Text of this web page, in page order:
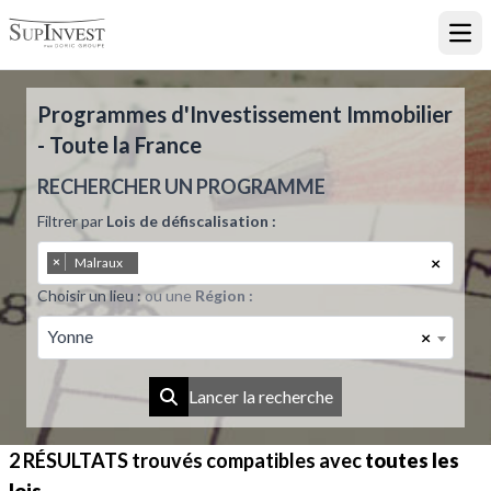
Programmes d'Investissement Immobilier
- Toute la France
RECHERCHER UN PROGRAMME
Filtrer par Lois de défiscalisation :
×
× Malraux
Choisir un lieu :ou une Région :
×
Yonne
Lancer la recherche
2 RÉSULTATStrouvés compatibles avectoutes les